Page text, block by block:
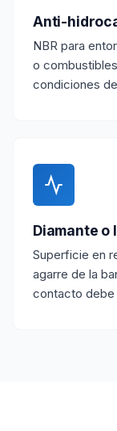
Anti-
NBR para
o
condiciones
Diamante o
Superficie en
agarre de la
contacto debe